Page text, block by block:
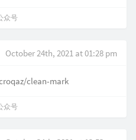
众号
October 24th, 2021 at 01:28 pm
clean-mark
众号